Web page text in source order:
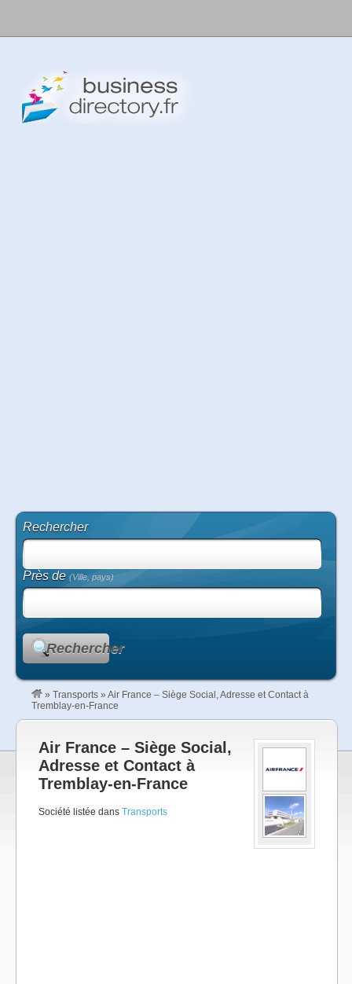
Rechercher
Près de(Ville, pays)
Rechercher
» Transports » Air France – Siège Social, Adresse et Contact à
Tremblay-en-France
Air France – Siège Social,
Adresse et Contact à
Tremblay-en-France
Société listée dans Transports